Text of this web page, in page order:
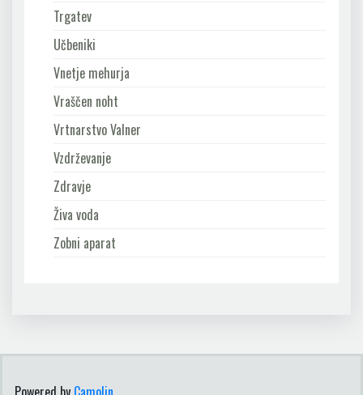
Trgatev
Učbeniki
Vnetje mehurja
Vraščen noht
Vrtnarstvo Valner
Vzdrževanje
Zdravje
Živa voda
Zobni aparat